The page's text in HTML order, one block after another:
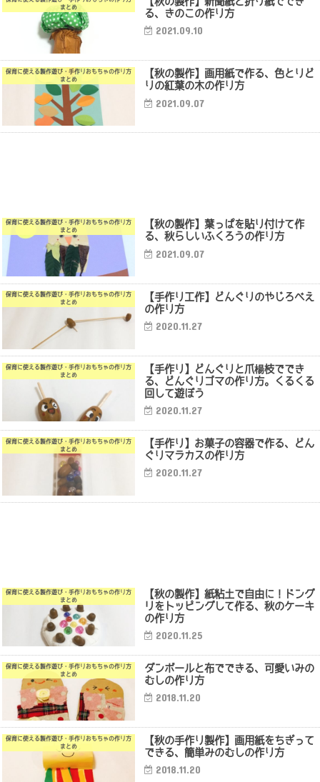
まとめ
る、きのこの作り方
2021.09.10
保育に使える製作遊び・手作りおもちゃの作り方
まとめ
【秋の製作】画用紙で作る、色とりど
りの紅葉の木の作り方
2021.09.07
保育に使える製作遊び・手作りおもちゃの作り方
まとめ
【秋の製作】葉っぱを貼り付けて作
る、秋らしいふくろうの作り方
2021.09.07
保育に使える製作遊び・手作りおもちゃの作り方
まとめ
【手作り工作】どんぐりのやじろべえ
の作り方
2020.11.27
保育に使える製作遊び・手作りおもちゃの作り方
まとめ
【手作り】どんぐりと爪楊枝ででき
る、どんぐりゴマの作り方。くるくる
回して遊ぼう
2020.11.27
保育に使える製作遊び・手作りおもちゃの作り方
まとめ
【手作り】お菓子の容器で作る、どん
ぐりマラカスの作り方
2020.11.27
保育に使える製作遊び・手作りおもちゃの作り方
まとめ
【秋の製作】紙粘土で自由に！ドング
リをトッピングして作る、秋のケーキ
の作り方
2020.11.25
保育に使える製作遊び・手作りおもちゃの作り方
まとめ
ダンボールと布でできる、可愛いみの
むしの作り方
2018.11.20
保育に使える製作遊び・手作りおもちゃの作り方
まとめ
【秋の手作り製作】画用紙をちぎって
できる、簡単みのむしの作り方
2018.11.20